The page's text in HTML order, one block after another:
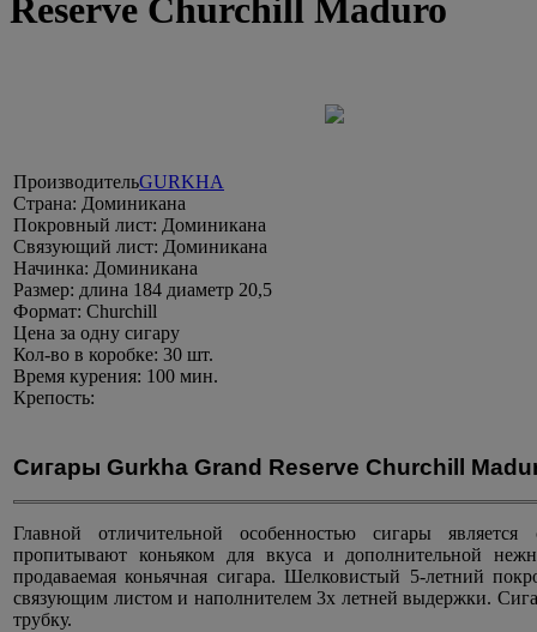
Reserve Churchill Maduro
ПроизводительGURKHA
Страна: Доминикана
Покровный лист: Доминикана
Связующий лист: Доминикана
Начинка: Доминикана
Размер: длина 184 диаметр 20,5
Формат: Churchill
Цена за одну сигару
Кол-во в коробке: 30 шт.
Время курения: 100 мин.
Крепость:
Сигары Gurkha Grand Reserve Churchill
Главной отличительной особенностью сигары
пропитывают коньяком для вкуса и дополнительной
продаваемая коньячная сигара. Шелковистый 5-летний
связующим листом и наполнителем 3х летней выдержки.
трубку.